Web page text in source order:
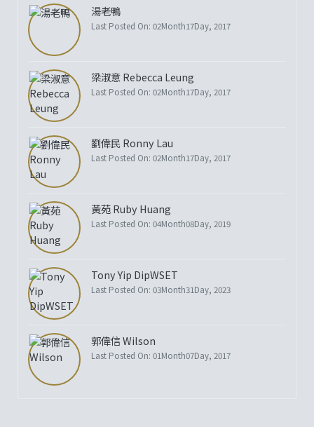
湯老鴨
Last Posted On: 02Month17Day, 2017
梁淑意 Rebecca Leung
Last Posted On: 02Month17Day, 2017
劉偉民 Ronny Lau
Last Posted On: 02Month17Day, 2017
黃苑 Ruby Huang
Last Posted On: 04Month08Day, 2019
Tony Yip DipWSET
Last Posted On: 03Month31Day, 2023
郭偉信 Wilson
Last Posted On: 01Month07Day, 2017